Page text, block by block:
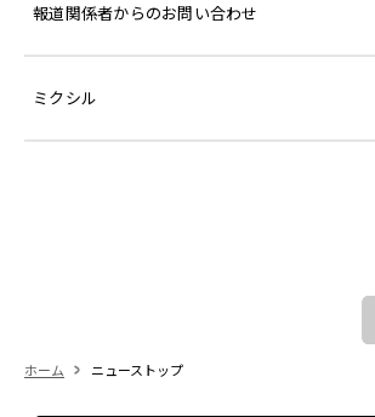
報道関係者からのお問い合わせ
ミクシル
ホーム ニューストップ